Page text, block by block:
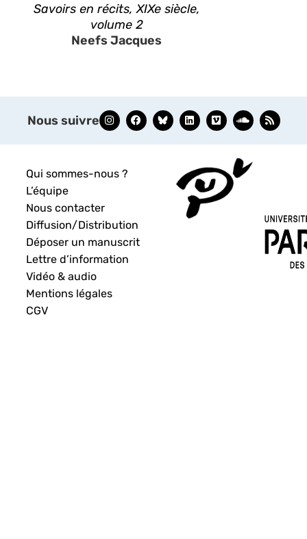
Savoirs en récits, XIXe siècle,
volume 2
Neefs Jacques
Nous suivre
Qui sommes-nous ?
L’équipe
Nous contacter
Diffusion/Distribution
Déposer un manuscrit
Lettre d’information
Vidéo & audio
Mentions légales
CGV